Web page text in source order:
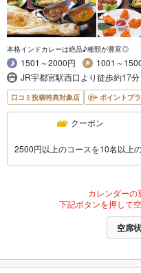
本格インドカレーは絶品♪種類が豊富◎
1501～2000円
1001～
JR宇都宮駅西口より徒歩約17分
口コミ投稿特典対象店 ポイントプ
クーポン
2500円以上のコースを10名以上
カレンダーの
下記ボタンを押して
空席